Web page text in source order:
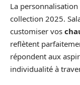
La
collection 2025.
customiser vos
reflètent
répondent aux
individualité à